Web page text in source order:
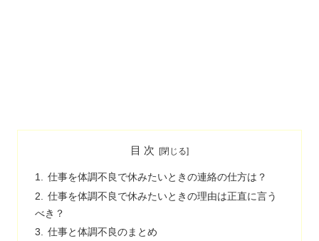
目 次
仕事を体調不良で休みたいときの連絡の仕方は？
仕事を体調不良で休みたいときの理由は正直に言う
べき？
仕事と体調不良のまとめ